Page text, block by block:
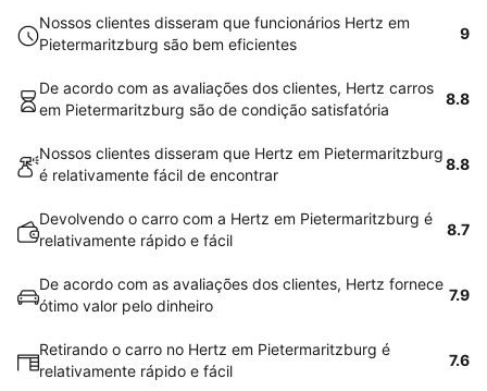
Nossos clientes disseram que funcionários Hertz em
Pietermaritzburg são bem eficientes
9
De acordo com as avaliações dos clientes, Hertz carros
em Pietermaritzburg são de condição satisfatória
8.8
Nossos clientes disseram que Hertz em Pietermaritzburg
é relativamente fácil de encontrar
8.8
Devolvendo o carro com a Hertz em Pietermaritzburg é
relativamente rápido e fácil
8.7
De acordo com as avaliações dos clientes, Hertz fornece
ótimo valor pelo dinheiro
7.9
Retirando o carro no Hertz em Pietermaritzburg é
relativamente rápido e fácil
7.6